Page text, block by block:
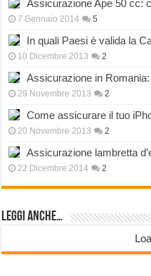
Assicurazione Ape 50 cc:
7 Gennaio 2014 5
In quali Paesi è valida la
10 Dicembre 2013 2
Assicurazione in
29 Novembre 2013 2
Come assicurare il tuo
20 Novembre 2013 2
Assicurazione lambretta
22 Dicembre 2014 2
Leggi anche…